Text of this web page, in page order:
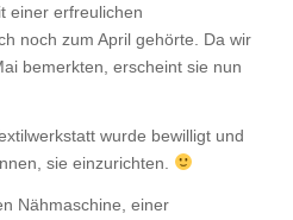
einer erfreulichen
noch zum April gehörte. Da wir
bemerkten, erscheint sie nun
wurde bewilligt und
sie einzurichten.
Nähmaschine, einer